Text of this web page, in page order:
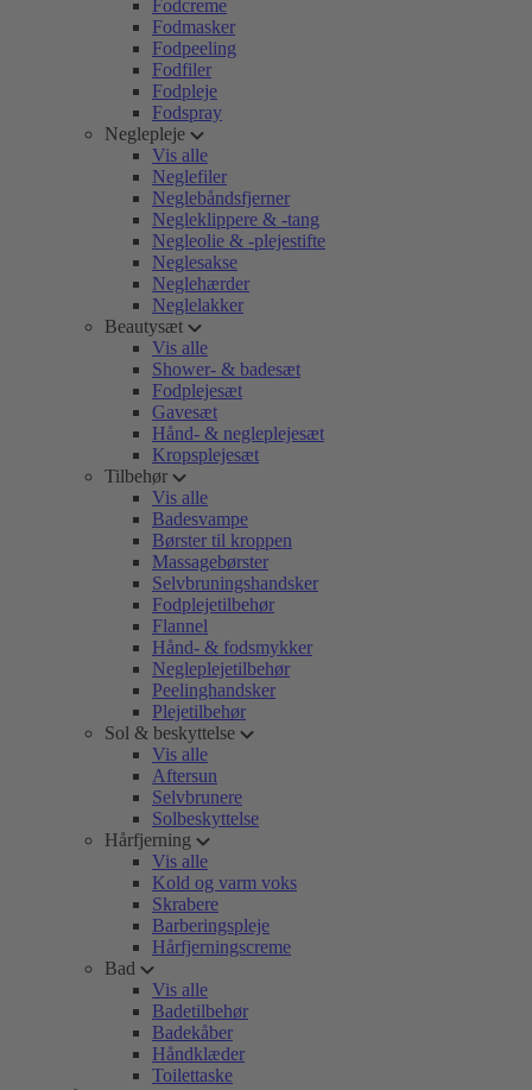
Fodcreme
Fodmasker
Fodpeeling
Fodfiler
Fodpleje
Fodspray
Neglepleje
Vis alle
Neglefiler
Neglebåndsfjerner
Negleklippere & -tang
Negleolie & -plejestifte
Neglesakse
Neglehærder
Neglelakker
Beautysæt
Vis alle
Shower- & badesæt
Fodplejesæt
Gavesæt
Hånd- & negleplejesæt
Kropsplejesæt
Tilbehør
Vis alle
Badesvampe
Børster til kroppen
Massagebørster
Selvbruningshandsker
Fodplejetilbehør
Flannel
Hånd- & fodsmykker
Negleplejetilbehør
Peelinghandsker
Plejetilbehør
Sol & beskyttelse
Vis alle
Aftersun
Selvbrunere
Solbeskyttelse
Hårfjerning
Vis alle
Kold og varm voks
Skrabere
Barberingspleje
Hårfjerningscreme
Bad
Vis alle
Badetilbehør
Badekåber
Håndklæder
Toilettaske